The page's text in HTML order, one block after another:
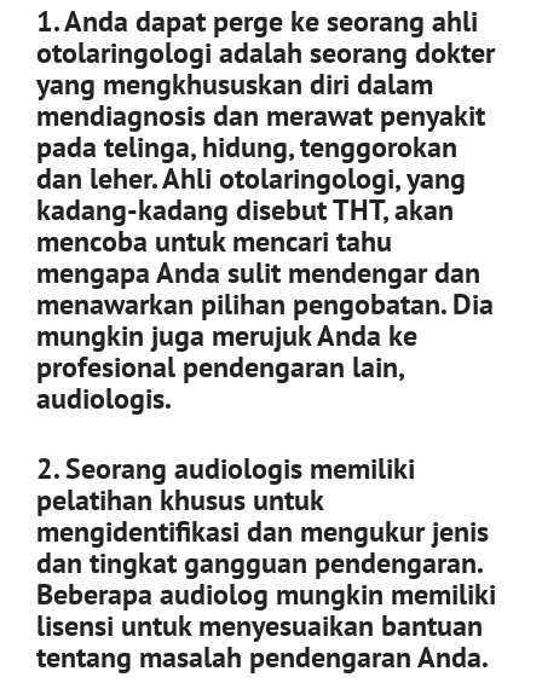
1. Anda dapat perge ke seorang ahli
otolaringologi adalah seorang dokter
yang mengkhususkan diri dalam
mendiagnosis dan merawat penyakit
pada telinga, hidung, tenggorokan
dan leher. Ahli otolaringologi, yang
kadang-kadang disebut THT, akan
mencoba untuk mencari tahu
mengapa Anda sulit mendengar dan
menawarkan pilihan pengobatan. Dia
mungkin juga merujuk Anda ke
profesional pendengaran lain,
audiologis.
2. Seorang audiologis memiliki
pelatihan khusus untuk
mengidentifikasi dan mengukur jenis
dan tingkat gangguan pendengaran.
Beberapa audiolog mungkin memiliki
lisensi untuk menyesuaikan bantuan
tentang masalah pendengaran Anda.